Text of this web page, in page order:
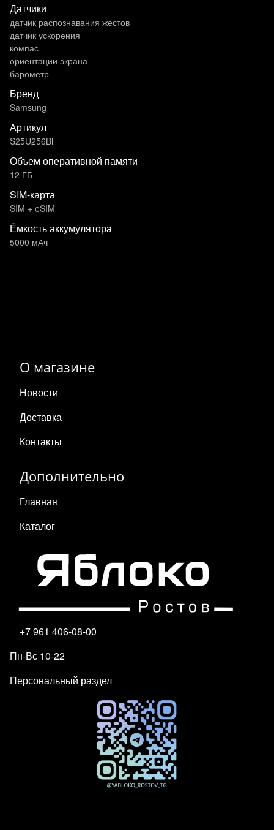
Датчики
датчик распознавания жестов
датчик ускорения
компас
ориентации экрана
барометр
Бренд
Samsung
Артикул
S25U256Bl
Объем оперативной памяти
12 ГБ
SIM-карта
SIM + eSIM
Ёмкость аккумулятора
5000 мАч
О магазине
Новости
Доставка
Контакты
Дополнительно
Главная
Каталог
+7 961 406-08-00
Пн-Вс 10-22
Персональный раздел